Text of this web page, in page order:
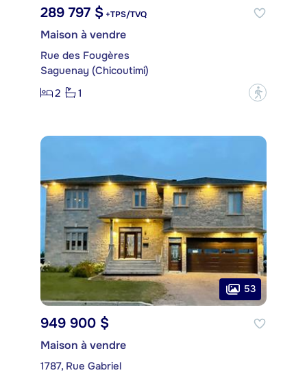
289 797 $ +TPS/TVQ
Maison à vendre
Rue des Fougères
Saguenay (Chicoutimi)
2
1 ?
53
949 900 $
Maison à vendre
1787, Rue Gabriel